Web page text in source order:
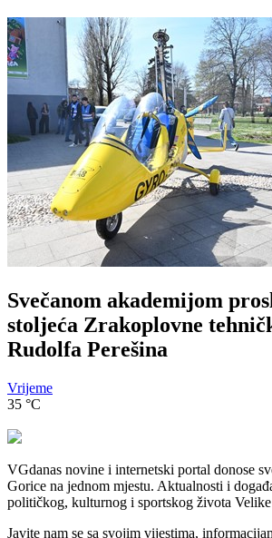
Svečanom akademijom
stoljeća Zrakoplovne
Rudolfa Perešina
Vrijeme
35 °C
VGdanas novine i internetski portal donose
Gorice na jednom mjestu. Aktualnosti i
političkog, kulturnog i sportskog života
Javite nam se sa svojim vijestima,